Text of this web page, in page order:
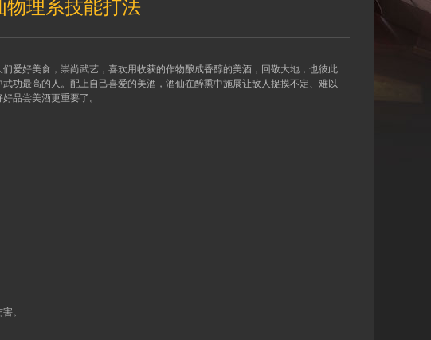
物理系技能打法
爱好美食，崇尚武艺，喜欢用收获的作物酿成香醇的美酒，回敬大地，也彼此
功最高的人。 配上自己喜爱的美酒，酒仙在醉熏中施展让敌人捉摸不定、难以
品尝美酒更重要了。
。